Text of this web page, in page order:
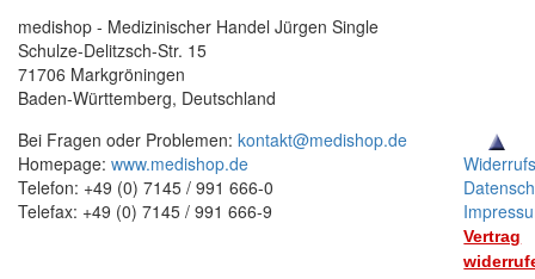
medishop - Medizinischer Handel Jürgen Single
Schulze-Delitzsch-Str. 15
71706 Markgröningen
Baden-Württemberg, Deutschland
Bei Fragen oder Problemen: kontakt@medishop.de
Homepage: www.medishop.de
Telefon: +49 (0) 7145 / 991 666-0
Telefax: +49 (0) 7145 / 991 666-9
Vertrag